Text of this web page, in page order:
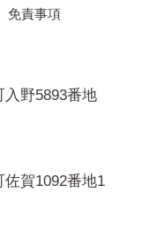
免責事項
野5893番地
賀1092番地1